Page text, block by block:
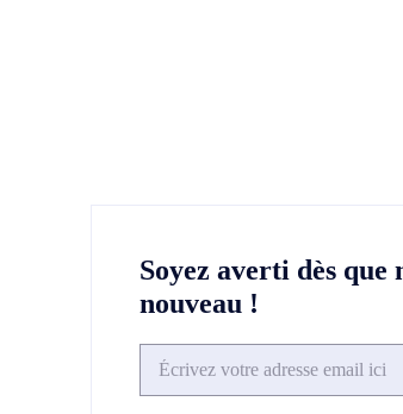
Soyez averti dès que
nouveau !